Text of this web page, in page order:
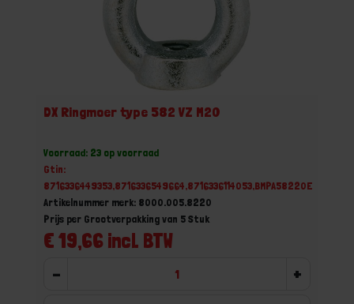
DX Ringmoer type 582 VZ M20
Voorraad: 23 op voorraad
Gtin:
8716336449353,8716336549664,8716336114053,BMPA58220E
Artikelnummer merk: 8000.005.8220
€ 19,66 incl. BTW
Prijs per Grootverpakking van 5 Stuk
- +